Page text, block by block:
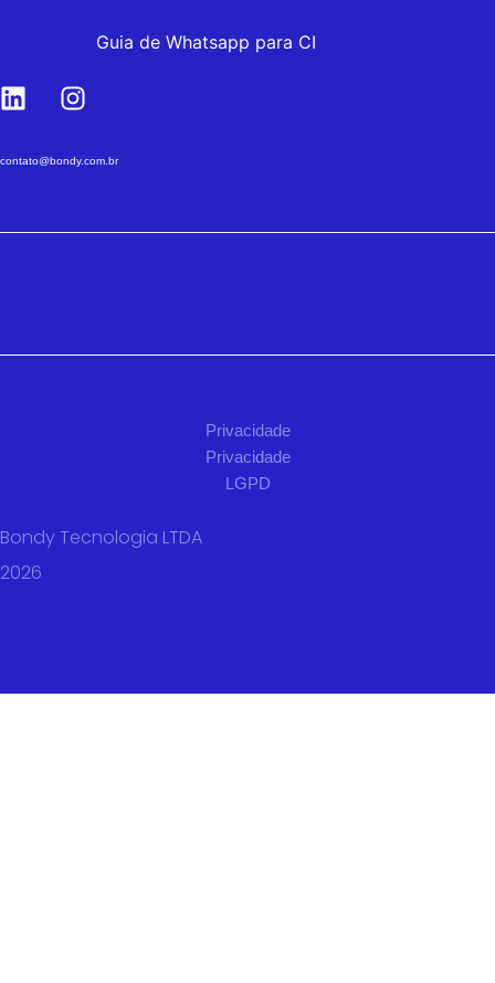
Guia de Whatsapp para CI
contato@bondy.com.br
2026
Bondy Tecnologia LTDA
Privacidade
Privacidade
LGPD